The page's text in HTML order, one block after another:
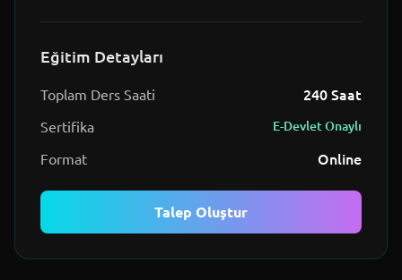
Eğitim Detayları
Toplam Ders Saati 240Saat
Sertifika E-Devlet Onaylı
Format Online
Talep Oluştur